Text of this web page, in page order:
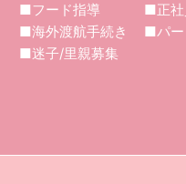
■フード指導
■海外渡航手続き
■迷子/里親募集
■正社
■パー